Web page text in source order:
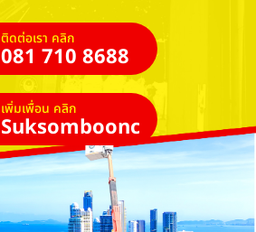
ติดต่อเรา คลิก
081 710 8688
เพิ่มเพื่อน คลิก
Suksombooncrane